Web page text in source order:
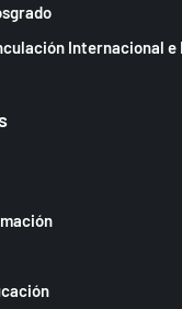
Internacional e